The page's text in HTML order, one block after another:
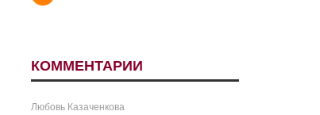
КОММЕНТАРИИ
Любовь Казаченкова